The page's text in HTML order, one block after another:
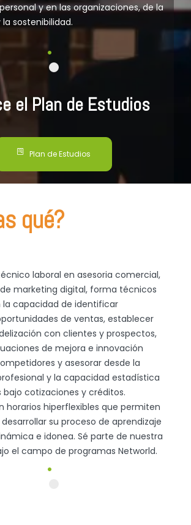
y en las organizaciones, de la
sostenibilidad.
el Plan de Estudios
Plan de Estudios
qué?
laboral en asesoria comercial,
marketing digital, forma técnicos
la capacidad de identificar
de ventas, establecer
con clientes y prospectos,
de mejora e innovación
y asesorar desde la
y la capacidad estadística
bajo cotizaciones y créditos.
horarios hiperflexibles que permiten
su proceso de aprendizaje
e idonea. Sé parte de nuestra
el campo de programas Networld.